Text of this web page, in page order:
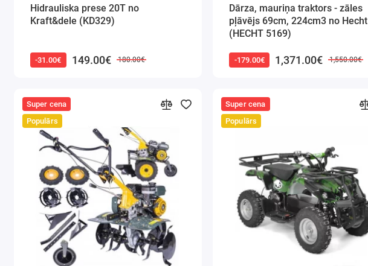
Hidrauliska prese 20T no
Kraft&dele (KD329)
-31.00€ 149.00€ 180.00€
Dārza, mauriņa traktors - zāles
pļāvējs 69cm, 224cm3 no Hecht
(HECHT 5169)
-179.00€ 1,371.00€ 1,550.00€
Super cena
Populārs
Super cena
Populārs